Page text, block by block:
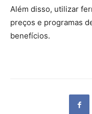
Além disso, utilizar
preços e programas
benefícios.